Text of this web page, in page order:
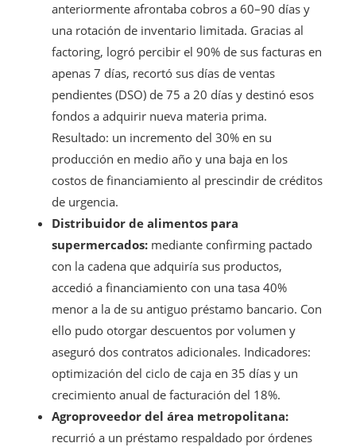
anteriormente afrontaba cobros a 60–90 días y
una rotación de inventario limitada. Gracias al
factoring, logró percibir el 90% de sus facturas en
apenas 7 días, recortó sus días de ventas
pendientes (DSO) de 75 a 20 días y destinó esos
fondos a adquirir nueva materia prima.
Resultado: un incremento del 30% en su
producción en medio año y una baja en los
costos de financiamiento al prescindir de créditos
de urgencia.
Distribuidor de alimentos para
supermercados: mediante confirming pactado
con la cadena que adquiría sus productos,
accedió a financiamiento con una tasa 40%
menor a la de su antiguo préstamo bancario. Con
ello pudo otorgar descuentos por volumen y
aseguró dos contratos adicionales. Indicadores:
optimización del ciclo de caja en 35 días y un
crecimiento anual de facturación del 18%.
Agroproveedor del área metropolitana:
recurrió a un préstamo respaldado por órdenes